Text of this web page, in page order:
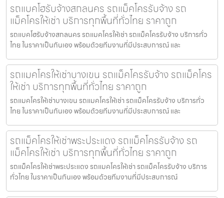
รถแบคโฮรับจ้างสกลนคร รถแม็คโครรับจ้าง รถ
แม็คโครให้เช่า บริการทุกพื้นที่ทั่วไทย ราคาถูก
รถแบคโฮรับจ้างสกลนคร รถแมคโครให้เช่า รถแม็คโครรับจ้าง บริการทั่ว
ไทย ในราคาเป็นกันเอง พร้อมด้วยทีมงานที่มีประสบการณ์ และ
รถแมคโครให้เช่าบางเขน รถแม็คโครรับจ้าง รถแม็คโคร
ให้เช่า บริการทุกพื้นที่ทั่วไทย ราคาถูก
รถแมคโครให้เช่าบางเขน รถแมคโครให้เช่า รถแม็คโครรับจ้าง บริการทั่ว
ไทย ในราคาเป็นกันเอง พร้อมด้วยทีมงานที่มีประสบการณ์ และ
รถแม็คโครให้เช่าพระประแดง รถแม็คโครรับจ้าง รถ
แม็คโครให้เช่า บริการทุกพื้นที่ทั่วไทย ราคาถูก
รถแม็คโครให้เช่าพระประแดง รถแมคโครให้เช่า รถแม็คโครรับจ้าง บริการ
ทั่วไทย ในราคาเป็นกันเอง พร้อมด้วยทีมงานที่มีประสบการณ์